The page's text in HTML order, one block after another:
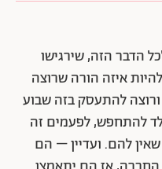
הדבר הזה, שירגישו
איזה הורה שרוצה
להתעסק בזה שבוע
להתחפש, לפעמים זה
להם. ועדיין – הם